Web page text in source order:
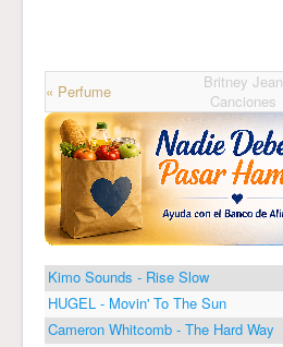
« Perfume
Britney Jean
Canciones
Kimo Sounds - Rise Slow
HUGEL - Movin' To The Sun
Cameron Whitcomb - The Hard Way